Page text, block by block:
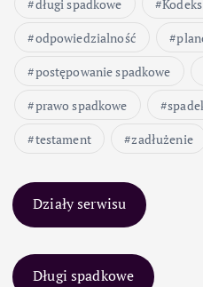
długi spadkowe
odpowiedzialność
postępowanie spadkowe
prawo spadkowe
testament
zadłużenie
Działy serwisu
Długi spadkowe